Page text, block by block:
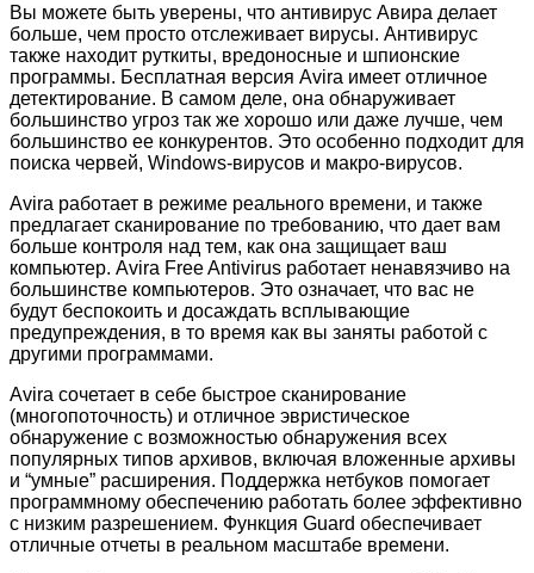
Вы можете быть уверены, что антивирус Авира делает
больше, чем просто отслеживает вирусы. Антивирус
также находит руткиты, вредоносные и шпионские
программы. Бесплатная версия Avira имеет отличное
детектирование. В самом деле, она обнаруживает
большинство угроз так же хорошо или даже лучше, чем
большинство ее конкурентов. Это особенно подходит для
поиска червей, Windows-вирусов и макро-вирусов.
Avira работает в режиме реального времени, и также
предлагает сканирование по требованию, что дает вам
больше контроля над тем, как она защищает ваш
компьютер. Avira Free Antivirus работает ненавязчиво на
большинстве компьютеров. Это означает, что вас не
будут беспокоить и досаждать всплывающие
предупреждения, в то время как вы заняты работой с
другими программами.
Avira сочетает в себе быстрое сканирование
(многопоточность) и отличное эвристическое
обнаружение с возможностью обнаружения всех
популярных типов архивов, включая вложенные архивы
и “умные” расширения. Поддержка нетбуков помогает
программному обеспечению работать более эффективно
с низким разрешением. Функция Guard обеспечивает
отличные отчеты в реальном масштабе времени.